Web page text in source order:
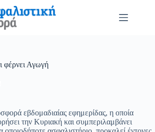
φέρνει Αγωγή
εβδομαδιαίας εφημερίδας, η οποία
την Κυριακή και συμπεριλαμβάνει